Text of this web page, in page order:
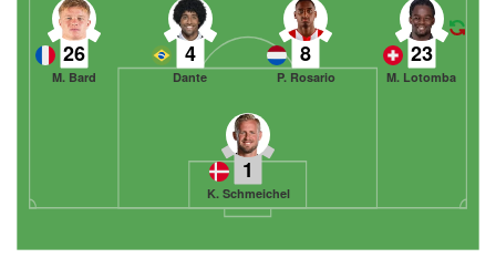
1
K. Schmeichel
26
M. Bard
4
Dante
8
P. Rosario
23
M. Lotomba